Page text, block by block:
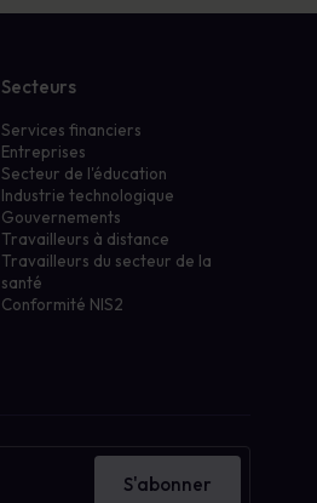
Secteurs
Services financiers
Entreprises
Secteur de l'éducation
Industrie technologique
Gouvernements
Travailleurs à distance
Travailleurs du secteur de la
santé
Conformité NIS2
S'abonner